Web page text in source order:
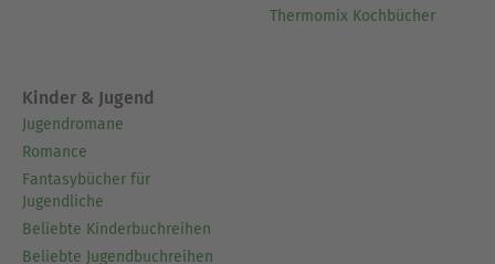
Thermomix Kochbücher
Kinder & Jugend
Jugendromane
Romance
Fantasybücher für
Jugendliche
Beliebte Kinderbuchreihen
Beliebte Jugendbuchreihen